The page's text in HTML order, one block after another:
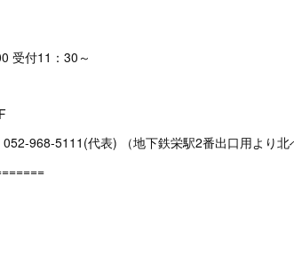
受付11：30～
968-5111(代表) （地下鉄栄駅2番出口用より北